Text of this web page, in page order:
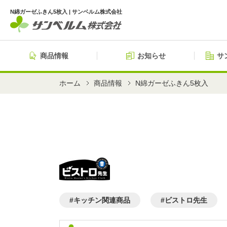
N綿ガーゼふきん5枚入 | サンベルム株式会社
商品情報 お知らせ サ
ホーム 商品情報 N綿ガーゼふきん5枚入
#キッチン関連商品 #ビストロ先生